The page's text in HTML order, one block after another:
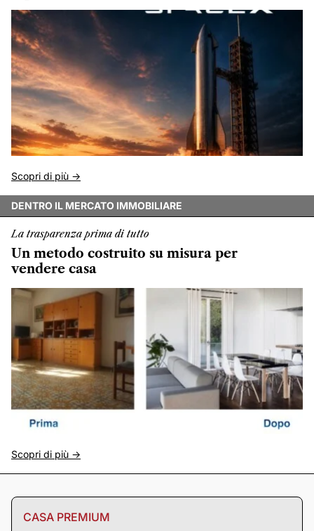
Scopri di più ->
DENTRO IL MERCATO IMMOBILIARE
La trasparenza prima di tutto
Un metodo costruito su misura per
vendere casa
Scopri di più ->
CASA PREMIUM